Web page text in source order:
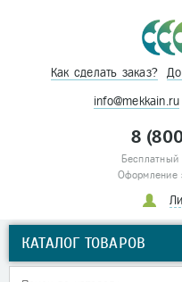
Как сделать заказ?
info@mekkain.ru
8
Оформление
КАТАЛОГ ТОВАРОВ